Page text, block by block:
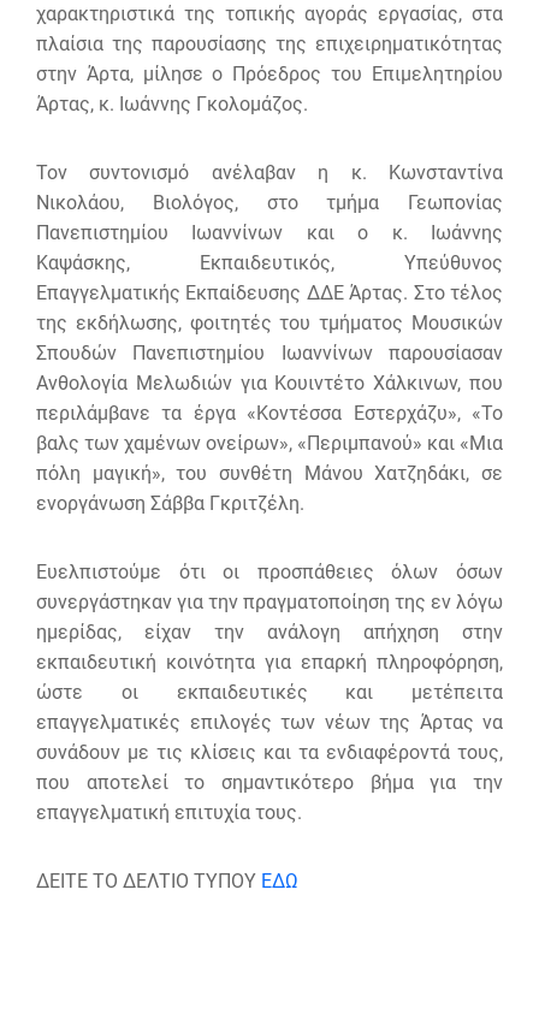
χαρακτηριστικά της τοπικής αγοράς εργασίας, στα
πλαίσια της παρουσίασης της επιχειρηματικότητας
στην Άρτα, μίλησε ο Πρόεδρος του Επιμελητηρίου
Άρτας, κ. Ιωάννης Γκολομάζος.
Τον συντονισμό ανέλαβαν η κ. Κωνσταντίνα
Νικολάου, Βιολόγος, στο τμήμα Γεωπονίας
Πανεπιστημίου Ιωαννίνων και ο κ. Ιωάννης
Καψάσκης, Εκπαιδευτικός, Υπεύθυνος
Επαγγελματικής Εκπαίδευσης ΔΔΕ Άρτας. Στο τέλος
της εκδήλωσης, φοιτητές του τμήματος Μουσικών
Σπουδών Πανεπιστημίου Ιωαννίνων παρουσίασαν
Ανθολογία Μελωδιών για Κουιντέτο Χάλκινων, που
περιλάμβανε τα έργα «Κοντέσσα Εστερχάζυ», «Το
βαλς των χαμένων ονείρων», «Περιμπανού» και «Μια
πόλη μαγική», του συνθέτη Μάνου Χατζηδάκι, σε
ενοργάνωση Σάββα Γκριτζέλη.
Ευελπιστούμε ότι οι προσπάθειες όλων όσων
συνεργάστηκαν για την πραγματοποίηση της εν λόγω
ημερίδας, είχαν την ανάλογη απήχηση στην
εκπαιδευτική κοινότητα για επαρκή πληροφόρηση,
ώστε οι εκπαιδευτικές και μετέπειτα
επαγγελματικές επιλογές των νέων της Άρτας να
συνάδουν με τις κλίσεις και τα ενδιαφέροντά τους,
που αποτελεί το σημαντικότερο βήμα για την
επαγγελματική επιτυχία τους.
ΔΕΙΤΕ ΤΟ ΔΕΛΤΙΟ ΤΥΠΟΥ ΕΔΩ